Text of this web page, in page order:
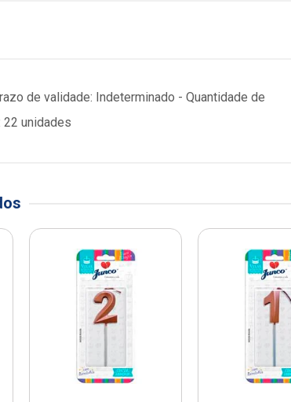
de validade: Indeterminado - Quantidade de
22 unidades